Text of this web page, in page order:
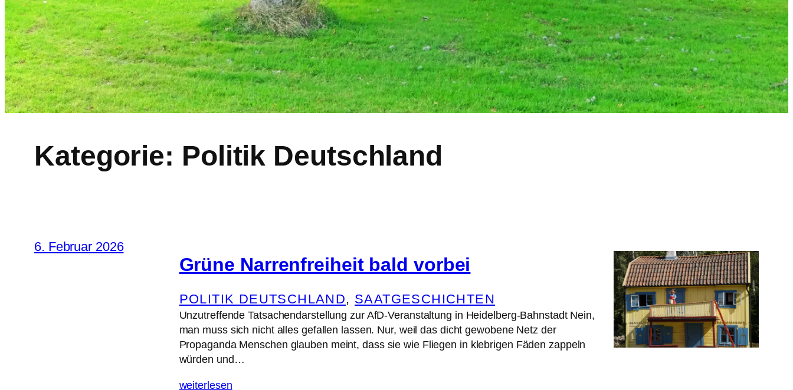
Kategorie: Politik Deutschland
6. Februar 2026
Grüne Narrenfreiheit bald vorbei
POLITIK DEUTSCHLAND, SAATGESCHICHTEN
Unzutreffende Tatsachendarstellung zur AfD-Veranstaltung in Heidelberg-Bahnstadt Nein,
man muss sich nicht alles gefallen lassen. Nur, weil das dicht gewobene Netz der
Propaganda Menschen glauben meint, dass sie wie Fliegen in klebrigen Fäden zappeln
würden und…
weiterlesen